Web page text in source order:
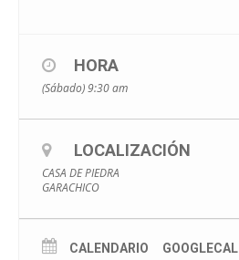
HORA
(Sábado) 9:30 am
LOCALIZACIÓN
CASA DE PIEDRA
GARACHICO
CALENDARIO GOOGLECAL